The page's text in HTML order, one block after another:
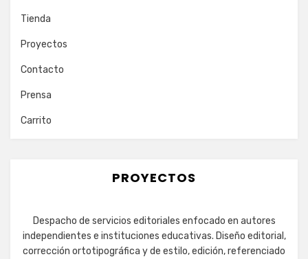
Tienda
Proyectos
Contacto
Prensa
Carrito
PROYECTOS
Despacho de servicios editoriales enfocado en autores
independientes e instituciones educativas. Diseño editorial,
corrección ortotipográfica y de estilo, edición, referenciado